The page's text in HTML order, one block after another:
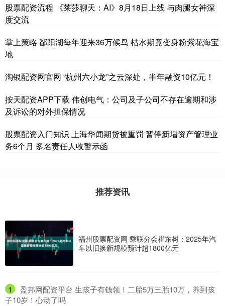
股票配资流程 《莱莎聊天：AI》8月18日上线 与肉腿女神深
度交流
掌上策略 鄱阳湖每年迎来36万候鸟 枯水期竟变身粉紫花海宝
地
淘银配资网官网 “杭州六小龙”之云深处，半年融资10亿元！
按天配资APP下载 伟创电气：公司及子公司不存在逾期和涉
及诉讼的对外担保情况
股票配资入门知识 上海华闻期货被重罚 暂停新增资产管理业
务6个月 多名责任人收警示函
推荐资讯
福州股票配资网 乘联分会崔东树：2025年汽
车以旧换新规模预计超1800亿元
1
​盈邦网配资平台 生孩子有钱领！二胎5万三胎10万，养到孩
子10岁！心动了吗